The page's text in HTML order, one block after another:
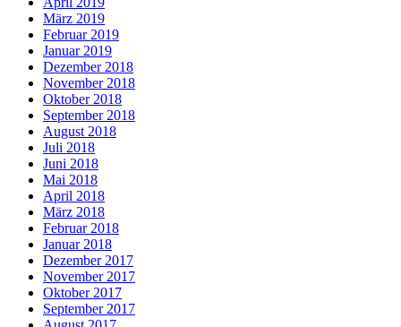
März 2019
Februar 2019
Januar 2019
Dezember 2018
November 2018
Oktober 2018
September 2018
August 2018
Juli 2018
Juni 2018
Mai 2018
April 2018
März 2018
Februar 2018
Januar 2018
Dezember 2017
November 2017
Oktober 2017
September 2017